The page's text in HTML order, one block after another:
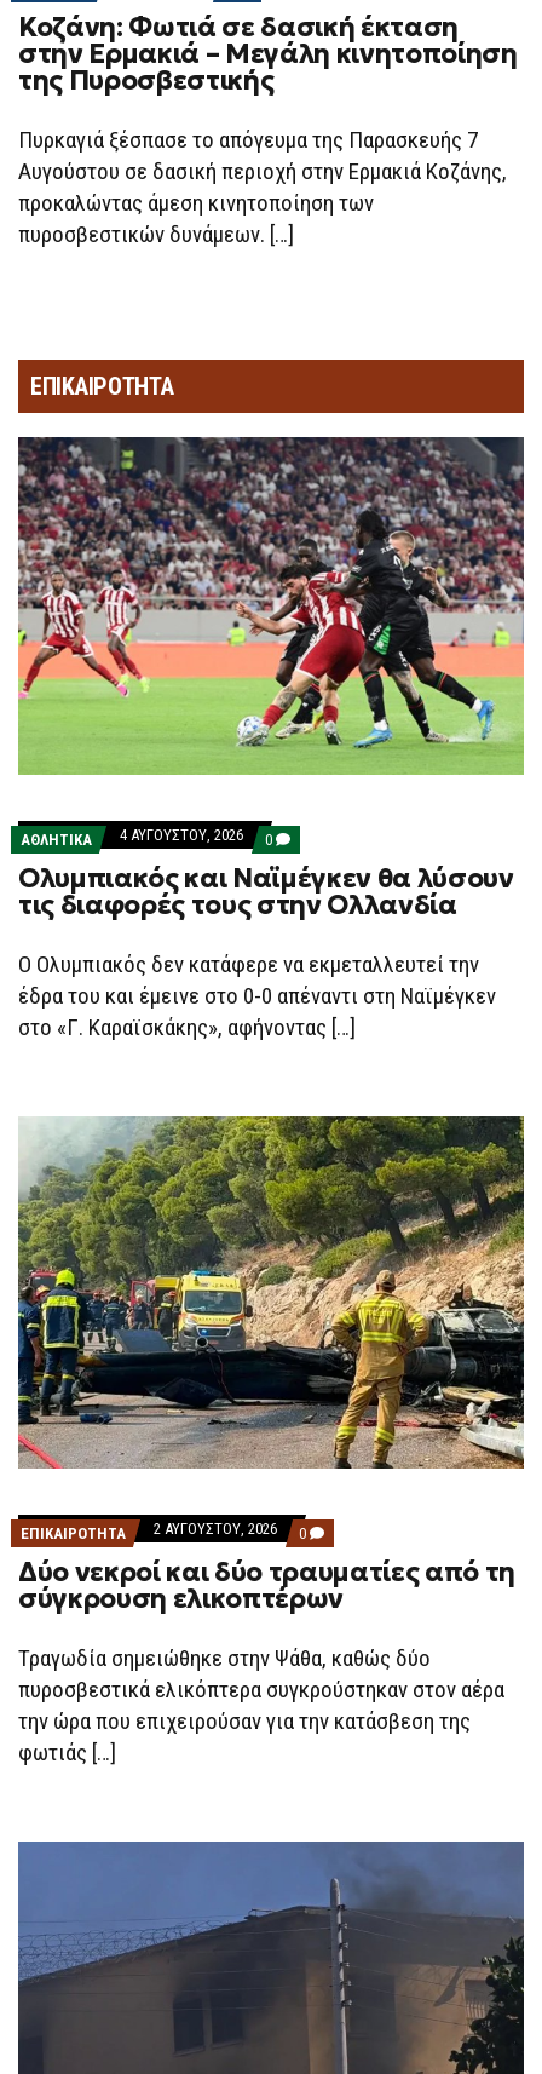
ON
ΚΟΖΆΝΗ:
ΦΩΤΙΆ
ΣΕ
ΔΑΣΙΚΉ
ΈΚΤΑΣΗ
ΕΡΜΑΚΙΆ
–
ΜΕΓΆΛΗ
ΚΙΝΗΤΟΠΟΊΗΣΗ
ΤΗΣ
ΠΥΡΟΣΒΕΣΤΙΚΉΣ
Κοζάνη: Φωτιά σε δασική έκταση
στην Ερμακιά – Μεγάλη κινητοποίηση
της Πυροσβεστικής
Πυρκαγιά ξέσπασε το απόγευμα της Παρασκευής 7
Αυγούστου σε δασική περιοχή στην Ερμακιά Κοζάνης,
προκαλώντας άμεση κινητοποίηση των
πυροσβεστικών δυνάμεων. […]
ΕΠΙΚΑΙΡΟΤΗΤΑ
ΑΘΛΗΤΙΚΑ 4 ΑΥΓΟΎΣΤΟΥ, 2026 0 COMMENTS
ON
ΟΛΥΜΠΙΑΚΌΣ
ΚΑΙ
ΝΑΪΜΈΓΚΕΝ
ΤΙΣ
ΔΙΑΦΟΡΈΣ
ΤΟΥΣ
ΣΤΗΝ
ΟΛΛΑΝΔΊΑ
Ολυμπιακός και Ναϊμέγκεν θα λύσουν
τις διαφορές τους στην Ολλανδία
Ο Ολυμπιακός δεν κατάφερε να εκμεταλλευτεί την
έδρα του και έμεινε στο 0-0 απέναντι στη Ναϊμέγκεν
στο «Γ. Καραϊσκάκης», αφήνοντας […]
ΕΠΙΚΑΙΡΟΤΗΤΑ 2 ΑΥΓΟΎΣΤΟΥ, 2026 0 COMMENTS
ON
ΔΎΟ
ΝΕΚΡΟΊ
ΚΑΙ
ΑΠΌ
ΣΎΓΚΡΟΥΣΗ
ΕΛΙΚΟΠΤΈΡΩΝ
Δύο νεκροί και δύο τραυματίες από τη
σύγκρουση ελικοπτέρων
Τραγωδία σημειώθηκε στην Ψάθα, καθώς δύο
πυροσβεστικά ελικόπτερα συγκρούστηκαν στον αέρα
την ώρα που επιχειρούσαν για την κατάσβεση της
φωτιάς […]